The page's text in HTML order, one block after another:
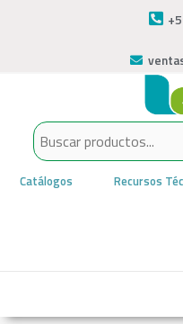
Catálogos Recursos